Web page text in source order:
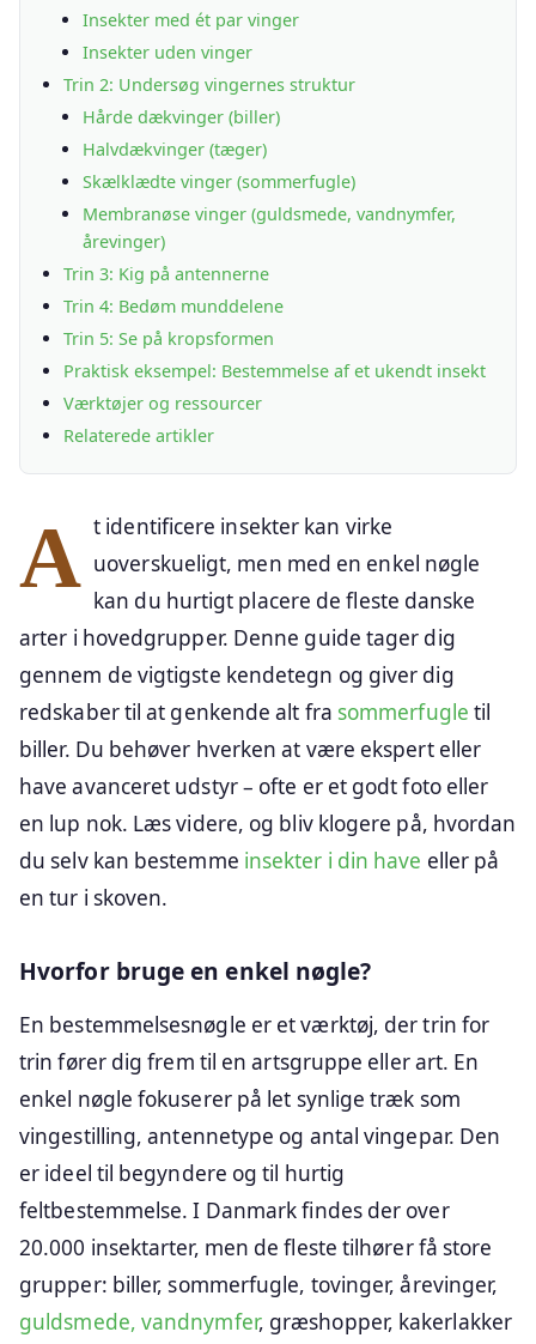
Insekter med ét par vinger
Insekter uden vinger
Trin 2: Undersøg vingernes struktur
Hårde dækvinger (biller)
Halvdækvinger (tæger)
Skælklædte vinger (sommerfugle)
Membranøse vinger (guldsmede, vandnymfer,
årevinger)
Trin 3: Kig på antennerne
Trin 4: Bedøm munddelene
Trin 5: Se på kropsformen
Praktisk eksempel: Bestemmelse af et ukendt insekt
Værktøjer og ressourcer
Relaterede artikler
At identificere insekter kan virke uoverskueligt, men med en enkel nøgle
kan du hurtigt placere de fleste danske
arter i hovedgrupper. Denne guide tager dig
gennem de vigtigste kendetegn og giver dig
redskaber til at genkende alt fra sommerfugle til
biller. Du behøver hverken at være ekspert eller
have avanceret udstyr – ofte er et godt foto eller
en lup nok. Læs videre, og bliv klogere på, hvordan
du selv kan bestemme insekter i din have eller på
en tur i skoven.
Hvorfor bruge en enkel nøgle?
En bestemmelsesnøgle er et værktøj, der trin for
trin fører dig frem til en artsgruppe eller art. En
enkel nøgle fokuserer på let synlige træk som
vingestilling, antennetype og antal vingepar. Den
er ideel til begyndere og til hurtig
feltbestemmelse. I Danmark findes der over
20.000 insektarter, men de fleste tilhører få store
grupper: biller, sommerfugle, tovinger, årevinger,
guldsmede, vandnymfer, græshopper, kakerlakker